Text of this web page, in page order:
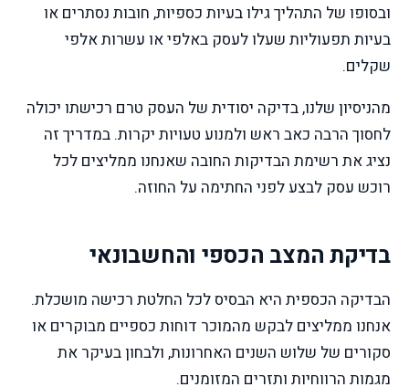
ובסופו של התהליך גילו בעיות כספיות, חובות נסתרים או
בעיות תפעוליות שעלו לעסק באלפי או עשרות אלפי
שקלים.
מהניסיון שלנו, בדיקה יסודית של העסק טרם רכישתו יכולה
לחסוך הרבה כאב ראש ולמנוע טעויות יקרות. במדריך זה
נציג את רשימת הבדיקות החובה שאנחנו ממליצים לכל
רוכש עסק לבצע לפני החתימה על החוזה.
בדיקת המצב הכספי והחשבונאי
הבדיקה הכספית היא הבסיס לכל החלטת רכישה מושכלת.
אנחנו ממליצים לבקש מהמוכר דוחות כספיים מבוקרים או
סקורים של שלוש השנים האחרונות, ולבחון בעיקר את
מגמות הרווחיות ותזרים המזומנים.